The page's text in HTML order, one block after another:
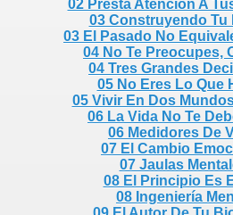
02 Presta Atención A
03 Construyendo Tu
03 El Pasado No
04 No Te Preocupes,
04 Tres Grandes
05 No Eres Lo Que
05 Vivir En Dos
06 La Vida No Te
06 Medidores De
07 El Cambio
07 Jaulas
08 El Principio Es
08 Ingeniería